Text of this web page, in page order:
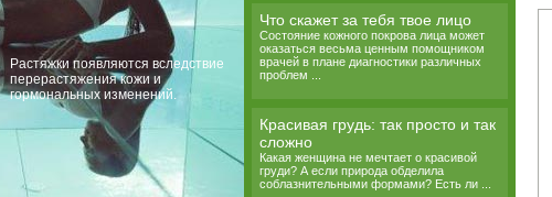
Что скажет за тебя твое лицо
Состояние кожного покрова лица может
оказаться весьма ценным помощником
врачей в плане диагностики различных
проблем ...
Красивая грудь: так просто и так
сложно
Какая женщина не мечтает о красивой
груди? А если природа обделила
соблазнительными формами? Есть ли ...
Растяжки появляются вследствие
перерастяжения кожи и
гормональных изменений.